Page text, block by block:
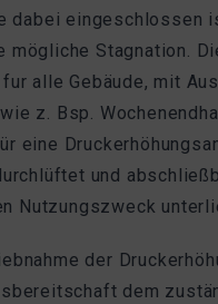
dabei eingeschlossen
mögliche Stagnation.
alle Gebäude, mit
z. Bsp.
eine
und
Nutzungszweck
der
dem